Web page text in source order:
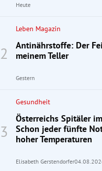
Heute
Leben Magazin
Antinährstoffe: Der
meinem Teller
Gestern
Gesundheit
Österreichs Spitäler
Schon jeder fünfte
hoher Temperaturen
Elisabeth Gerstendorfer